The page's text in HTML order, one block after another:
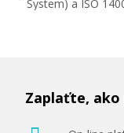
System) a ISO
Zaplaťte,